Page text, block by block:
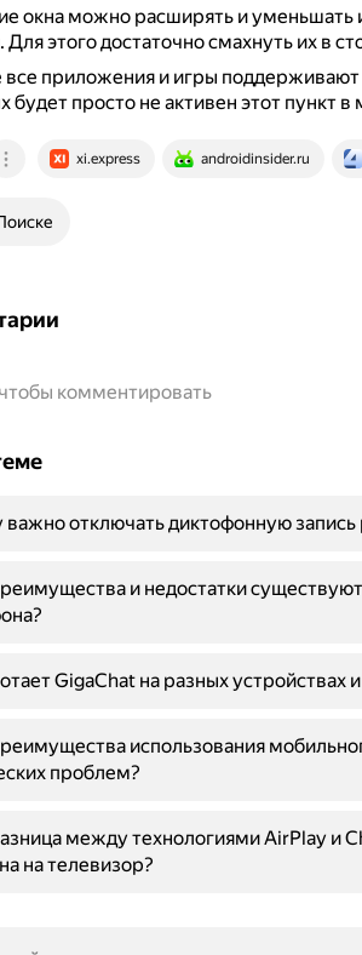
окна можно расширять и уменьшать
Для этого достаточно смахнуть их в
все приложения и игры
будет просто не активен этот пункт в
xi.express androidinsider.ru
комментировать
отключать диктофонную запись
и недостатки
GigaChat на разных устройствах
использования
проблем?
между технологиями AirPlay и
на телевизор?